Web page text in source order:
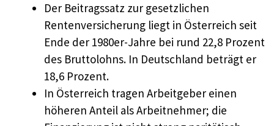
Der Beitragssatz zur gesetzlichen
Rentenversicherung liegt in Österreich seit
Ende der 1980er-Jahre bei rund 22,8 Prozent
des Bruttolohns. In Deutschland beträgt er
18,6 Prozent.
In Österreich tragen Arbeitgeber einen
höheren Anteil als Arbeitnehmer; die